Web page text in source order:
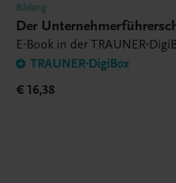
Bildung
Der
E-Book in der TRAUNER-
TRAUNER-DigiBox
€ 16,38